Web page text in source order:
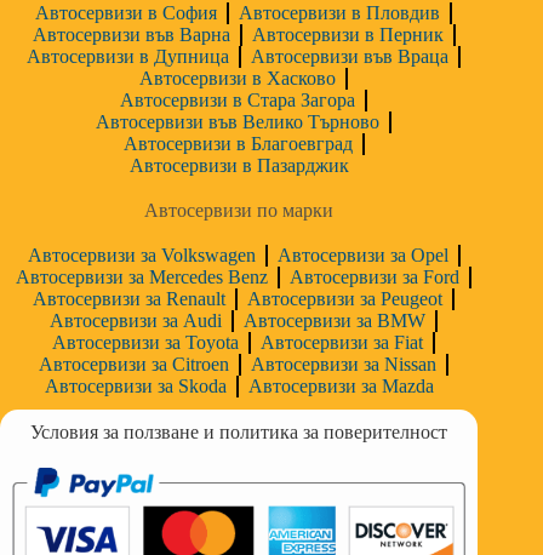
Автосервизи в София
Автосервизи в Пловдив
Автосервизи във Варна
Автосервизи в Перник
Автосервизи в Дупница
Автосервизи във Враца
Автосервизи в Хасково
Автосервизи в Стара Загора
Автосервизи във Велико Търново
Автосервизи в Благоевград
Автосервизи в Пазарджик
Автосервизи по марки
Автосервизи за Volkswagen
Автосервизи за Opel
Автосервизи за Mercedes Benz
Автосервизи за Ford
Автосервизи за Renault
Автосервизи за Peugeot
Автосервизи за Audi
Автосервизи за BMW
Автосервизи за Toyota
Автосервизи за Fiat
Автосервизи за Citroen
Автосервизи за Nissan
Автосервизи за Skoda
Автосервизи за Mazda
Условия за ползване и политика за поверителност